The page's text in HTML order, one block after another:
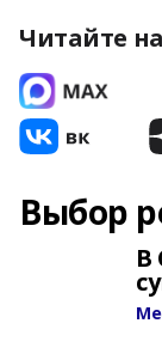
Читайте
Выбор
В